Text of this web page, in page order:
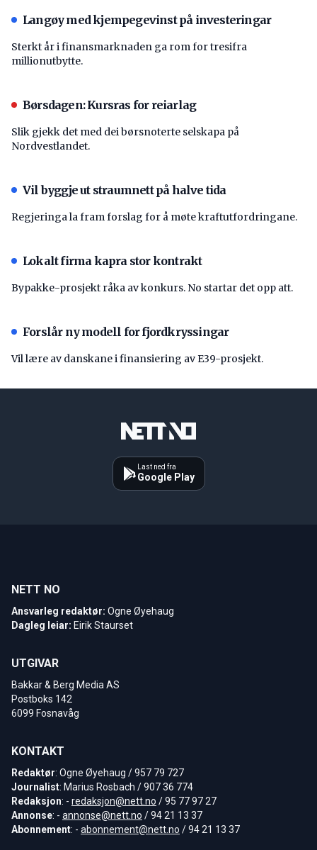
Langøy med kjempegevinst på investeringar
Sterkt år i finansmarknaden ga rom for tresifra
millionutbytte.
Børsdagen: Kursras for reiarlag
Slik gjekk det med dei børsnoterte selskapa på
Nordvestlandet.
Vil byggje ut straumnett på halve tida
Regjeringa la fram forslag for å møte kraftutfordringane.
Lokalt firma kapra stor kontrakt
Bypakke-prosjekt råka av konkurs. No startar det opp att.
Forslår ny modell for fjordkryssingar
Vil lære av danskane i finansiering av E39-prosjekt.
Last ned fra
Google Play
NETT NO
Ansvarleg redaktør: Ogne Øyehaug
Dagleg leiar: Eirik Staurset
UTGIVAR
Bakkar & Berg Media AS
Postboks 142
6099 Fosnavåg
KONTAKT
Redaktør: Ogne Øyehaug / 957 79 727
Journalist: Marius Rosbach / 907 36 774
Redaksjon: - redaksjon@nett.no / 95 77 97 27
Annonse: - annonse@nett.no / 94 21 13 37
Abonnement: - abonnement@nett.no / 94 21 13 37